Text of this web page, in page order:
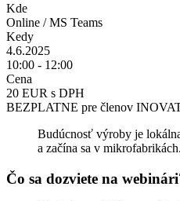
Kde
Online / MS Teams
Kedy
4.6.2025
10:00 - 12:00
Cena
20 EUR s DPH
BEZPLATNE pre členov
Budúcnosť výroby je
a začína sa v mikrofabrikách.
Čo sa dozviete na